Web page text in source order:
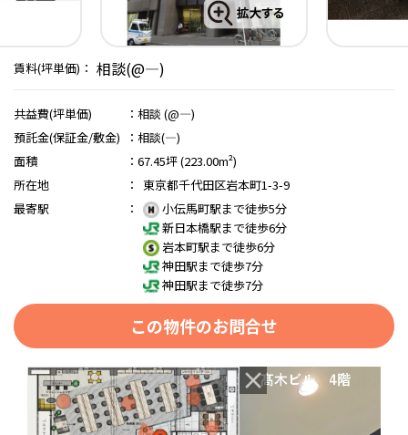
賃料(坪単価)： 相談(@―)
共益費(坪単価) ： 相談 (@―)
預託金(保証金/敷金)
： 相談(―)
面積
： 67.45坪 (223.00m²)
所在地
：
東京都千代田区岩本町1-3-9
最寄駅
：
小伝馬町駅まで徒歩5分
新日本橋駅まで徒歩6分
岩本町駅まで徒歩6分
神田駅まで徒歩7分
神田駅まで徒歩7分
この物件のお問合せ